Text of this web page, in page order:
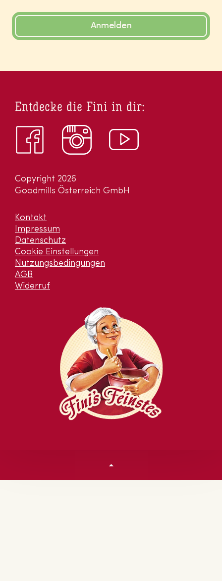
Anmelden
Copyright 2026
Goodmills Österreich GmbH
Kontakt
Impressum
Datenschutz
Cookie Einstellungen
Nutzungsbedingungen
AGB
Widerruf
Entdecke die Fini in dir: